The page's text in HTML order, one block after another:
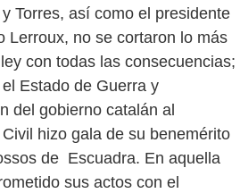
Torres, así como el presidente
Lerroux, no se cortaron lo más
con todas las consecuencias;
Estado de Guerra y
del gobierno catalán al
hizo gala de su benemérito
de Escuadra. En aquella
sus actos con el